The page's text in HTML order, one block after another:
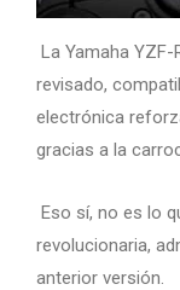
La Yamaha
revisado,
electrónica
gracias a la
Eso sí, no es lo
revolucionaria,
anterior versión.